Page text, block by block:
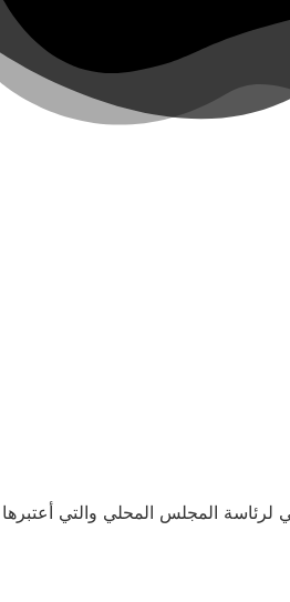
لرئاسة المجلس المحلي والتي أعتبرها